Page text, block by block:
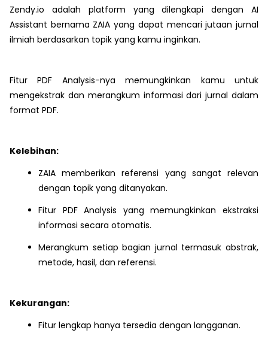
Zendy.io adalah platform yang dilengkapi dengan AI
Assistant bernama ZAIA yang dapat mencari jutaan jurnal
ilmiah berdasarkan topik yang kamu inginkan.
Fitur PDF Analysis-nya memungkinkan kamu untuk
mengekstrak dan merangkum informasi dari jurnal dalam
format PDF.
Kelebihan:
ZAIA memberikan referensi yang sangat relevan
dengan topik yang ditanyakan.
Fitur PDF Analysis yang memungkinkan ekstraksi
informasi secara otomatis.
Merangkum setiap bagian jurnal termasuk abstrak,
metode, hasil, dan referensi.
Kekurangan:
Fitur lengkap hanya tersedia dengan langganan.